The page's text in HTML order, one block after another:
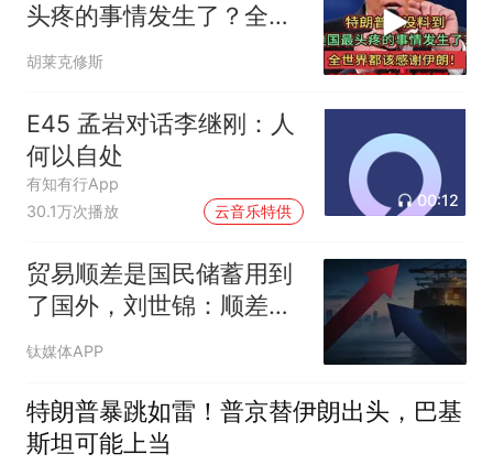
头疼的事情发生了？全世
界都该感谢伊朗！
胡莱克修斯
E45 孟岩对话李继刚：人
何以自处
有知有行App
30.1万次播放
云音乐特供
00:12
贸易顺差是国民储蓄用到
了国外，刘世锦：顺差越
高，内需越弱
钛媒体APP
特朗普暴跳如雷！普京替伊朗出头，巴基
斯坦可能上当